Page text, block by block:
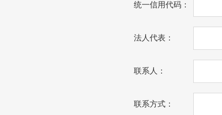
统一信用代码：
法人代表：
联系人：
联系方式：